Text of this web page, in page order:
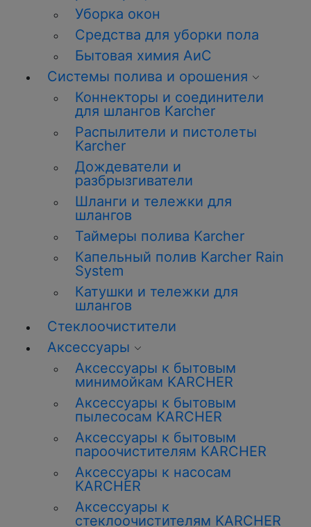
Уборка окон
Средства для уборки пола
Бытовая химия АиС
Системы полива и орошения
Коннекторы и соединители
для шлангов Karcher
Распылители и пистолеты
Karcher
Дождеватели и
разбрызгиватели
Шланги и тележки для
шлангов
Таймеры полива Karcher
Капельный полив Karcher Rain
System
Катушки и тележки для
шлангов
Стеклоочистители
Аксессуары
Аксессуары к бытовым
минимойкам KARCHER
Аксессуары к бытовым
пылесосам KARCHER
Аксессуары к бытовым
пароочистителям KARCHER
Аксессуары к насосам
KARCHER
Аксессуары к
стеклоочистителям KARCHER